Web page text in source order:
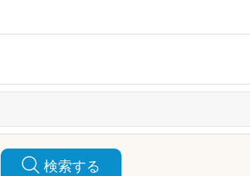
検索する